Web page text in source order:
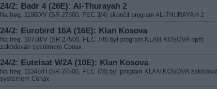
24/2: Badr 4 (26E): Al-Thurayah 2
Na freq. 11900/V (SR 27500, FEC 3/4) skončil program AL-THURAYAH 2
24/2: Eurobird 16A (16E): Klan Kosova
Na freq. 10758/V (SR 27500, FEC 7/8) byl program KLAN KOSOVA opět
zakódován systémem Conax
24/2: Eutelsat W2A (10E): Klan Kosova
Na freq. 11345/H (SR 27500, FEC 7/8) byl program KLAN KOSOVA
systémem Conax